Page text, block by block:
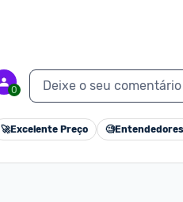
0 Deixe o seu comentário
🚀Excelente Preço 🧐